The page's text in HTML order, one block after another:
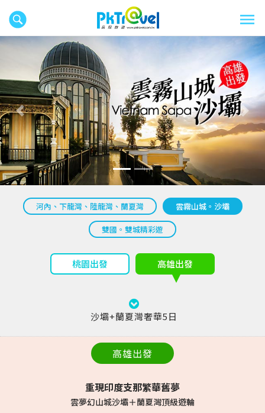
往前 往後
河內、下龍灣、陸龍灣、蘭夏灣 雲霧山城。沙壩
雙國。雙城精彩遊
桃園出發 高雄出發
沙壩+蘭夏灣奢華5日
高雄出發
重現印度支那繁華舊夢
雲夢幻山城沙壩＋蘭夏灣頂級遊輪